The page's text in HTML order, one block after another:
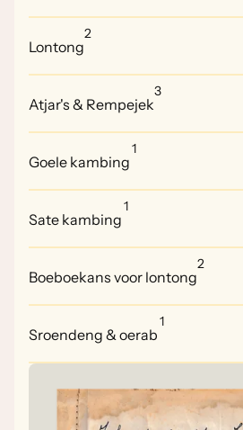
Lontong
2
Atjar's & Rempejek
3
Goele kambing
1
Sate kambing
1
Boeboekans voor lontong
2
Sroendeng & oerab
1